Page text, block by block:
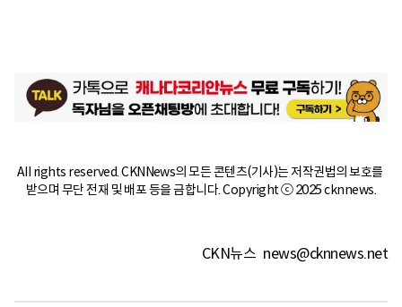
All rights reserved. CKNNews의 모든 콘텐츠(기사)는 저작권법의 보호를
받으며 무단 전재 및 배포 등을 금합니다. Copyright ⓒ 2025 cknnews.
CKN뉴스 news@cknnews.net